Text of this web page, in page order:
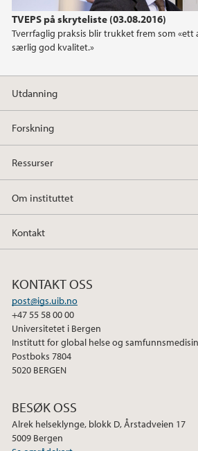
TVEPS på skryteliste (03.08.2016)
Tverrfaglig praksis blir trukket frem som «ett
særlig god kvalitet.»
Utdanning
Forskning
Ressurser
Om instituttet
Kontakt
KONTAKT OSS
post@igs.uib.no
+47 55 58 00 00
Universitetet i Bergen
Institutt for global helse og samfunnsmedisin
Postboks 7804
5020 BERGEN
BESØK OSS
Alrek helseklynge, blokk D, Årstadveien 17
5009 Bergen